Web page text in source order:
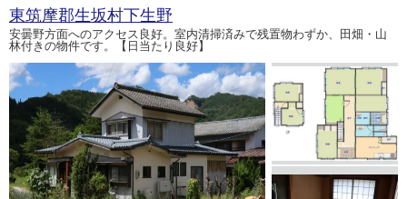
東筑摩郡生坂村下生野
安曇野方面へのアクセス良好。室内清掃済みで残置物わずか、田畑・山
林付きの物件です。【日当たり良好】